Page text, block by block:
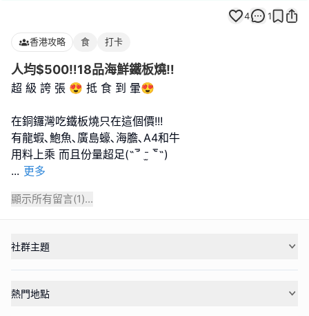
4 1
香港攻略 食 打卡
人均$500‼️18品海鮮鐵板燒‼️
超 級 誇 張 😍 抵 食 到 暈😍
在銅鑼灣吃鐵板燒只在這個價!!!
有龍蝦､鮑魚､廣島蠔､海膽､A4和牛
... 更多
顯示所有留言(1)...
社群主題
熱門地點